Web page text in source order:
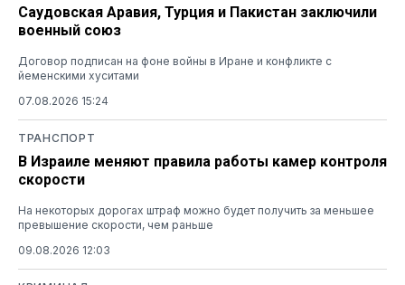
Саудовская Аравия, Турция и Пакистан заключили
военный союз
Договор подписан на фоне войны в Иране и конфликте с
йеменскими хуситами
07.08.2026 15:24
ТРАНСПОРТ
В Израиле меняют правила работы камер контроля
скорости
На некоторых дорогах штраф можно будет получить за меньшее
превышение скорости, чем раньше
09.08.2026 12:03